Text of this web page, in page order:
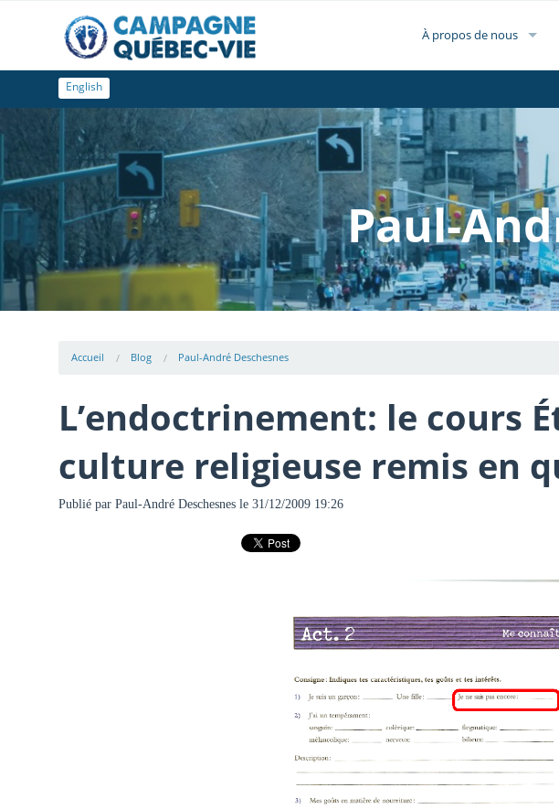
À propos de nous
English
Paul-
Accueil Blog Paul-André Deschesnes
L’endoctrinement: le cours
culture religieuse remis en
Publié par Paul-André Deschesnesle 31/12/2009 19:26